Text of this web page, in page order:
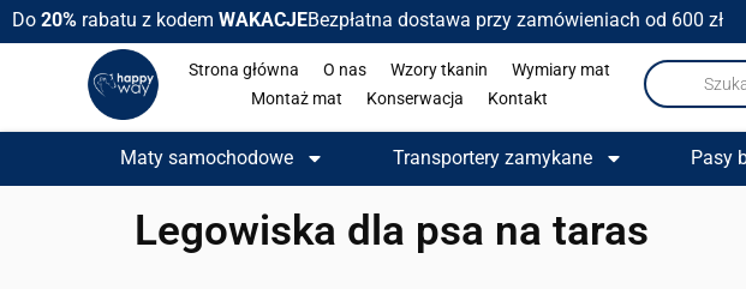
Do 20% rabatu z kodem WAKACJEBezpłatna dostawa przy zamówieniach od 600 zł
Strona główna O nas Wzory tkanin
Wymiary mat
Montaż mat
Konserwacja Kontakt
Maty samochodowe Transportery zamykane Pasy
Legowiska dla psa na taras